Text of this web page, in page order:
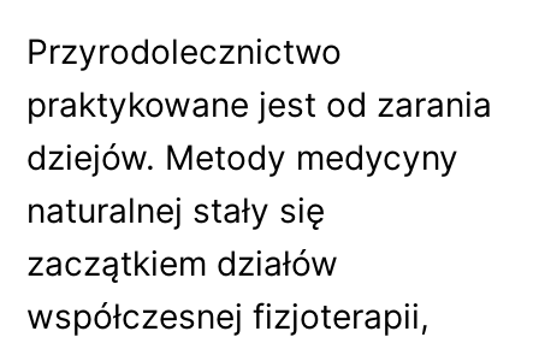
Przyrodolecznictwo
praktykowane jest od zarania
dziejów. Metody medycyny
naturalnej stały się
zaczątkiem działów
współczesnej fizjoterapii,